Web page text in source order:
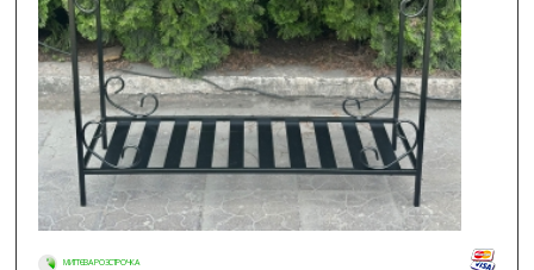
МИТТЄВА РОЗСТРОЧКА